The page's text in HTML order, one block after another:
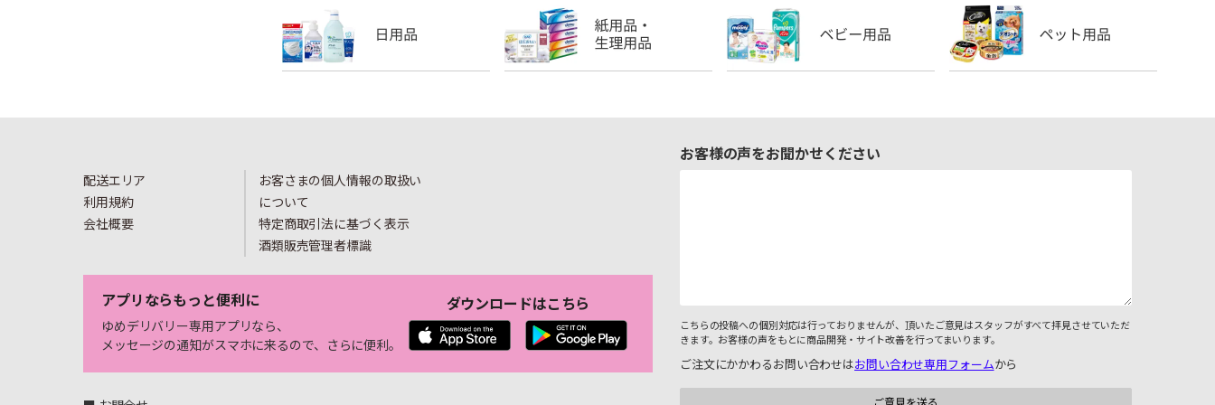
配送エリア
利用規約
会社概要
お客さまの個人情報の取扱い
について
特定商取引法に基づく表示
酒類販売管理者標識
アプリならもっと便利に
ゆめデリバリー専用アプリなら、
メッセージの通知がスマホに来るので、さらに便利。
ダウンロードはこちら
お客様の声をお聞かせください
こちらの投稿への個別対応は行っておりませんが、頂いたご意見はスタッフがすべて拝見させていただ
きます。お客様の声をもとに商品開発・サイト改善を行ってまいります。
ご注文にかかわるお問い合わせはお問い合わせ専用フォームから